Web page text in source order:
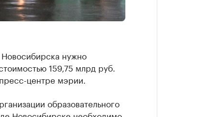
нужно
159,75 млрд руб.
центре мэрии.
образовательного